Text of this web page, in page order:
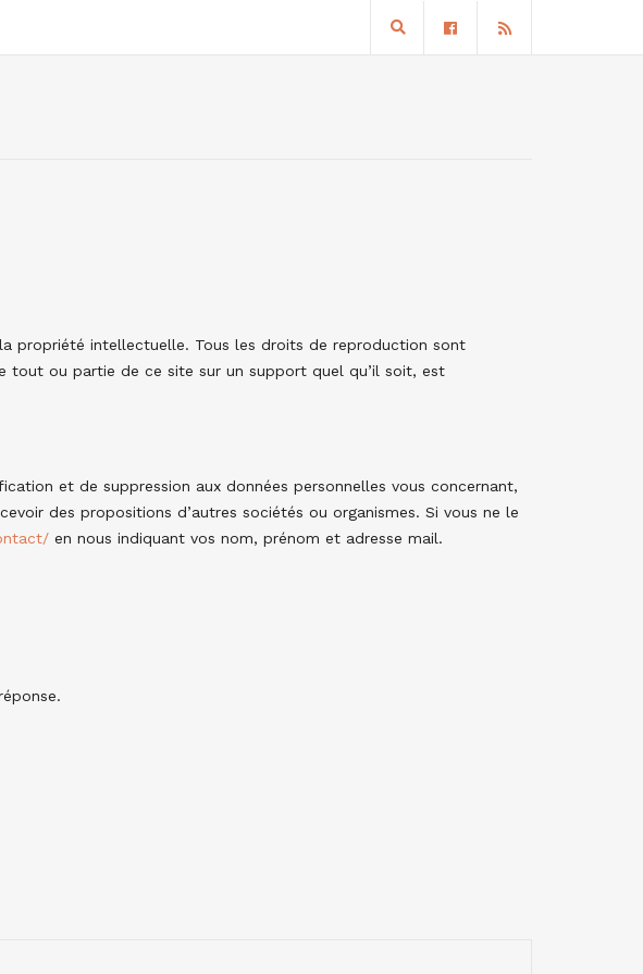
propriété intellectuelle. Tous les droits de reproduction sont
tout ou partie de ce site sur un support quel qu’il soit, est
et de suppression aux données personnelles vous concernant,
des propositions d’autres sociétés ou organismes. Si vous ne le
en nous indiquant vos nom, prénom et adresse mail.